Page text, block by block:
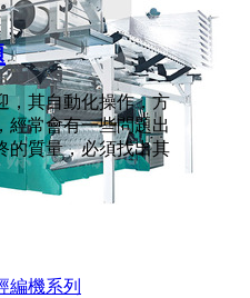
編機系列
，其自動化操作，方
經常會有一些問題出
的質量，必須找出其